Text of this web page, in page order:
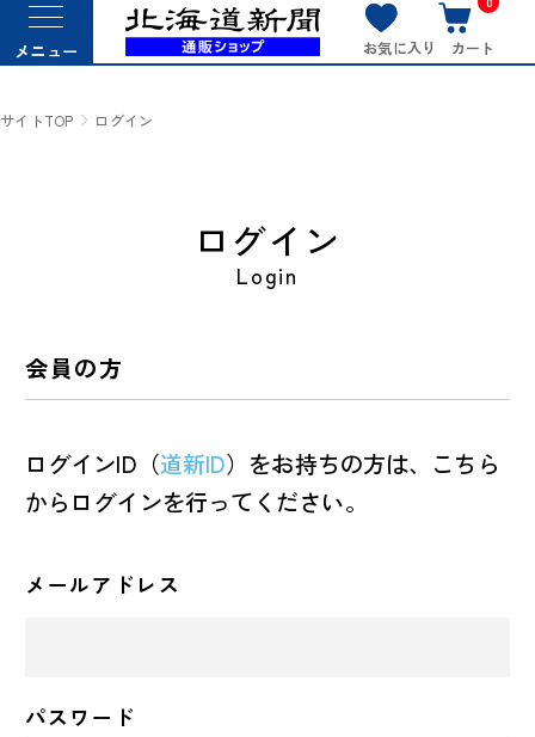
メニュー お気に入り カート
サイトTOP ログイン
ログイン
Login
会員の方
ログインID（道新ID）をお持ちの方は、こちら
からログインを行ってください。
メールアドレス
パスワード